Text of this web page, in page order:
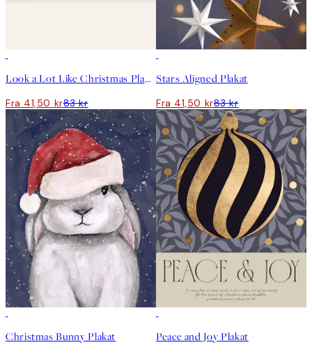
Look a Lot Like Christmas Plakat
Fra 41,50 kr83 kr
Stars Aligned Plakat
Fra 41,50 kr83 kr
Christmas Bunny Plakat Peace and Joy Plakat